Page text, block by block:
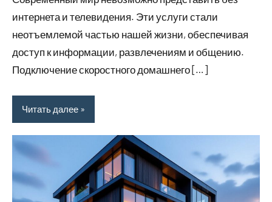
интернета и телевидения. Эти услуги стали
неотъемлемой частью нашей жизни, обеспечивая
доступ к информации, развлечениям и общению.
Подключение скоростного домашнего […]
Читать далее